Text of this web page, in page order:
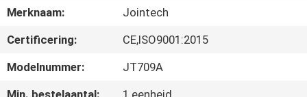
ONGEVEER
ONS
Merknaam:
Jointech
Certificering:
CE,ISO9001:2015
Modelnummer:
JT709A